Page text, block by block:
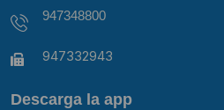
947348800
947332943
Descarga la app